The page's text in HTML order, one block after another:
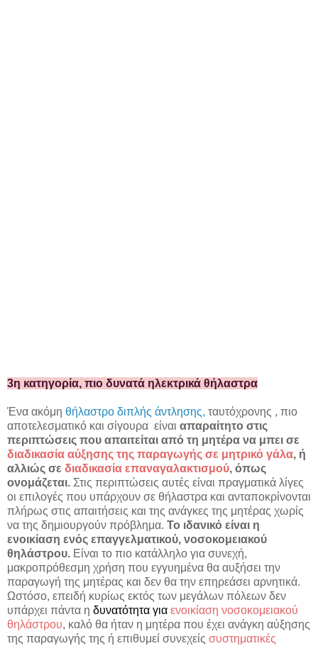
3η κατηγορία, πιο δυνατά ηλεκτρικά θήλαστρα
Ένα ακόμη θήλαστρο διπλής άντλησης, ταυτόχρονης , πιο
αποτελεσματικό και σίγουρα είναι απαραίτητο στις
περιπτώσεις που απαιτείται από τη μητέρα να μπει σε
διαδικασία αύξησης της παραγωγής σε μητρικό γάλα, ή
αλλιώς σε διαδικασία επαναγαλακτισμού, όπως
ονομάζεται. Στις περιπτώσεις αυτές είναι πραγματικά λίγες
οι επιλογές που υπάρχουν σε θήλαστρα και ανταποκρίνονται
πλήρως στις απαιτήσεις και της ανάγκες της μητέρας χωρίς
να της δημιουργούν πρόβλημα. Το ιδανικό είναι η
ενοικίαση ενός επαγγελματικού, νοσοκομειακού
θηλάστρου. Είναι το πιο κατάλληλο για συνεχή,
μακροπρόθεσμη χρήση που εγγυημένα θα αυξήσει την
παραγωγή της μητέρας και δεν θα την επηρεάσει αρνητικά.
Ωστόσο, επειδή κυρίως εκτός των μεγάλων πόλεων δεν
υπάρχει πάντα η δυνατότητα για ενοικίαση νοσοκομειακού
θηλάστρου, καλό θα ήταν η μητέρα που έχει ανάγκη αύξησης
της παραγωγής της ή επιθυμεί συνεχείς συστηματικές